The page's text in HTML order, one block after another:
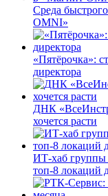
Среда
OMNI»
«Пятёрочка»:
директора
ДНК
хочется расти
ИТ-хаб группы
топ-8 локаций